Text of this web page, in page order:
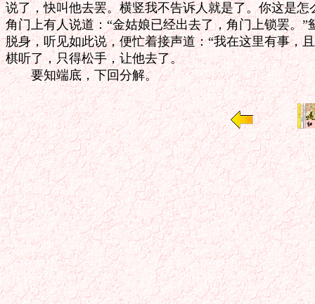
说了，快叫他去罢。横竖我不告诉人就是了。你这是怎
角门上有人说道：“金姑娘已经出去了，角门上锁罢。”
脱身，听见如此说，便忙着接声道：“我在这里有事，
棋听了，只得松手，让他去了。